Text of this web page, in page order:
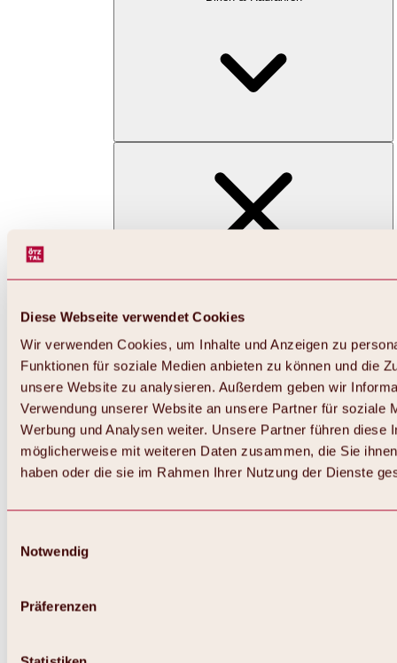
Diese Webseite verwendet Cookies
Wir verwenden Cookies, um Inhalte und Anzeigen zu
Funktionen für soziale Medien anbieten zu können und die
unsere Website zu analysieren. Außerdem geben wir
Verwendung unserer Website an unsere Partner für soziale
Werbung und Analysen weiter. Unsere Partner führen diese
möglicherweise mit weiteren Daten zusammen, die Sie
haben oder die sie im Rahmen Ihrer Nutzung der Dienste
Notwendig
Präferenzen